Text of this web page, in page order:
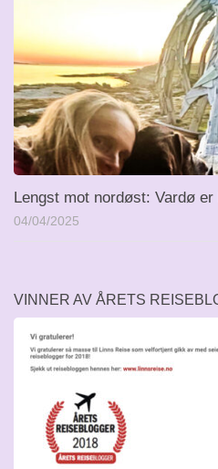
Lengst mot nordøst: Vardø
04/04/2025
VINNER AV ÅRETS